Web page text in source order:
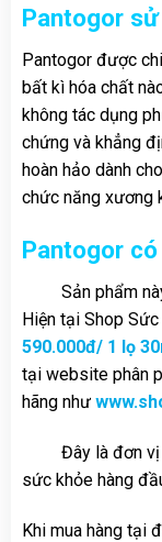
Pantogor
Pantogor được
bất kì hóa chất
không tác dụng
chứng và khẳng
hoàn hảo dành
chức năng xương
Pantogor
Sản phẩm
Hiện tại Shop
590.000đ/ 1 lọ
tại website phân
hãng như
Đây là đơn
sức khỏe hàng
Khi mua hàng tại